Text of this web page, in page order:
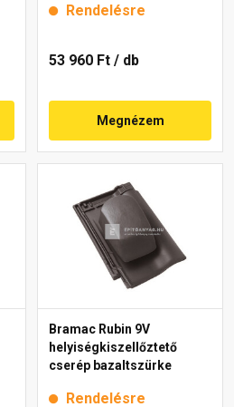
Rendelésre
53 960 Ft / db
Megnézem
Bramac Rubin 9V
helyiségkiszellőztető
cserép bazaltszürke
Rendelésre